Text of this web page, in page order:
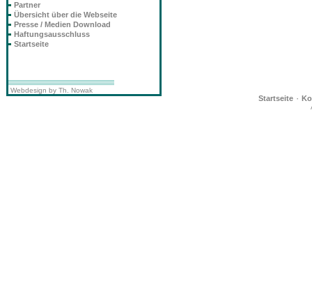
Startseite·
Partner
Übersicht über die Webseite
Presse / Medien Download
Haftungsausschluss
Startseite
Webdesign by Th. Nowak